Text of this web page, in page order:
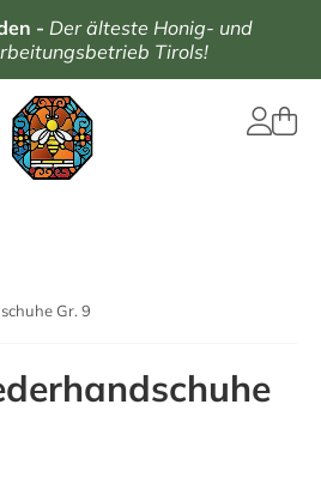
- Der älteste Honig- und
Tirols!
Gr. 9